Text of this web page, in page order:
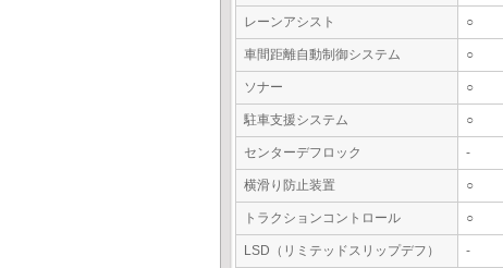
レーンアシスト ○
車間距離自動制御システム ○
ソナー ○
駐車支援システム ○
センターデフロック -
横滑り防止装置 ○
トラクションコントロール ○
LSD（リミテッドスリップデフ） -